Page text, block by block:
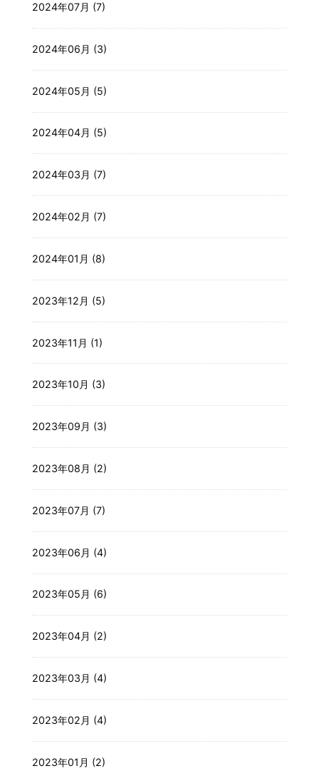
2024年07月 (7)
2024年06月 (3)
2024年05月 (5)
2024年04月 (5)
2024年03月 (7)
2024年02月 (7)
2024年01月 (8)
2023年12月 (5)
2023年11月 (1)
2023年10月 (3)
2023年09月 (3)
2023年08月 (2)
2023年07月 (7)
2023年06月 (4)
2023年05月 (6)
2023年04月 (2)
2023年03月 (4)
2023年02月 (4)
2023年01月 (2)